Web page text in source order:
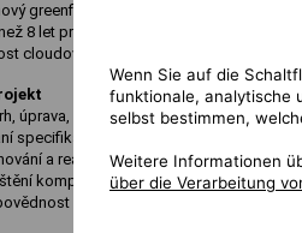
greenfield projekt hledám zkušeného
8 let praxe s
a zkušenosti z
cloudových platforem,
úprava, implementace a dokumentace
specifikací produktů, návrhů a
a realizace testovacích strategií pro
kompatibility s produkty třetích stran,
za svěřené úkoly a rozhodování
Wenn Sie auf die
funktionale, analytische
selbst bestimmen,
Weitere Informationen
über die Verarbeitung